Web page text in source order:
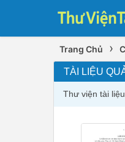
Trang Chủ ›
TÀI LIỆU
Thư viện tài